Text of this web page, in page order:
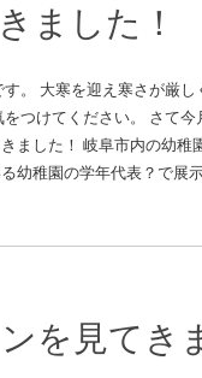
ました！
。 大寒を迎え寒さが厳
つけてください。 さて
ました！ 岐阜市内の幼稚
幼稚園の学年代表？で展
を見てき
ニッカホーム公式サイト